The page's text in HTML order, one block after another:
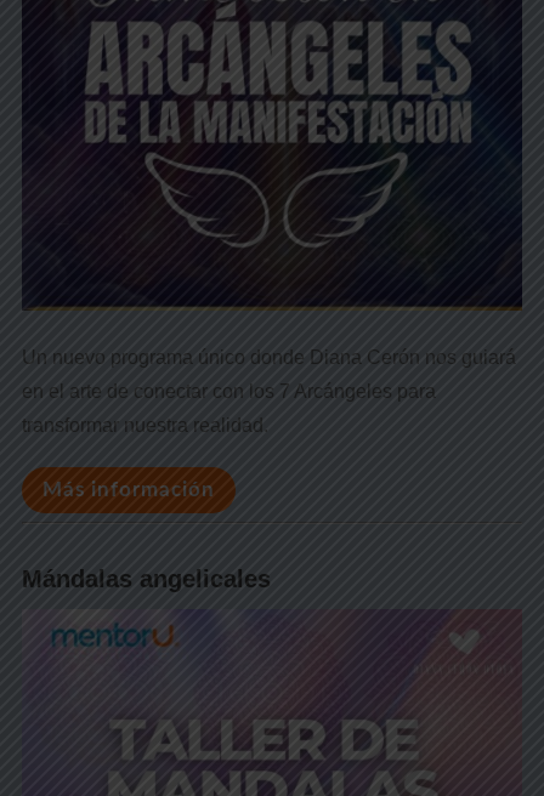
Un nuevo programa único donde Diana Cerón nos guiará
en el arte de conectar con los 7 Arcángeles para
transformar nuestra realidad.
Más información
Mándalas angelicales